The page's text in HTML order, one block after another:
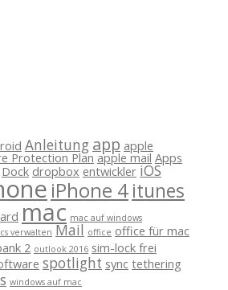
Anleitung app apple
Protection Plan apple mail Apps
Dock dropbox entwickler iOS
iPhone 4itunes
mac mac auf windows
verwalten Mail office office für mac
2 outlook 2016 sim-lock frei
spotlight sync tethering
windows auf mac